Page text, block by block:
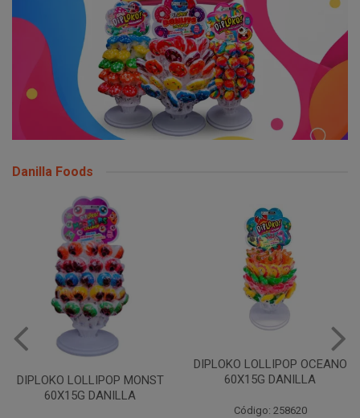
Danilla Foods
DIPLOKO LOLLIPOP MONST
60X15G DANILLA
DIPLOKO LOLLIPOP OCEANO
60X15G DANILLA
Código: 258620